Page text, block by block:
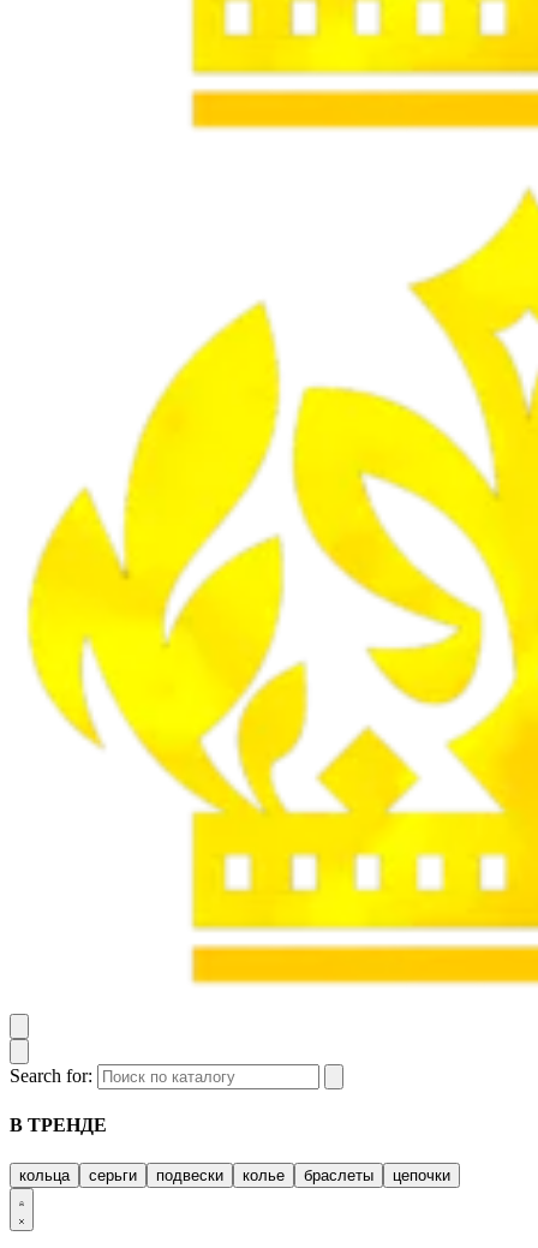
Search for:
В ТРЕНДЕ
кольца серьги подвески колье браслеты цепочки